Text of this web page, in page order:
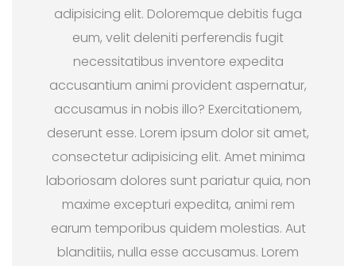
adipisicing elit. Doloremque debitis fuga
eum, velit deleniti perferendis fugit
necessitatibus inventore expedita
accusantium animi provident aspernatur,
accusamus in nobis illo? Exercitationem,
deserunt esse. Lorem ipsum dolor sit amet,
consectetur adipisicing elit. Amet minima
laboriosam dolores sunt pariatur quia, non
maxime excepturi expedita, animi rem
earum temporibus quidem molestias. Aut
blanditiis, nulla esse accusamus. Lorem